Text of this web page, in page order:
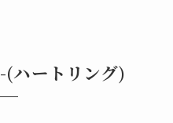
ハートリング)